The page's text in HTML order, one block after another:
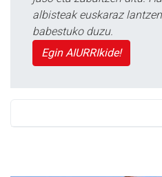
albisteak euskaraz
babestuko duzu.
Egin AIURRIkide!